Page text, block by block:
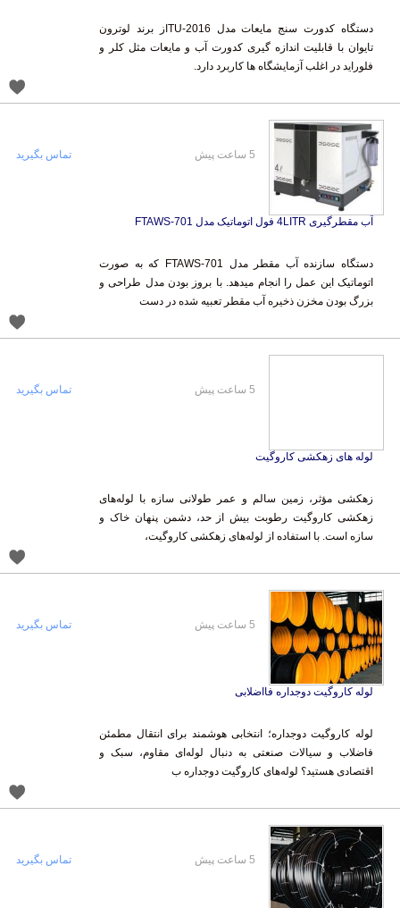
دستگاه کدورت سنج مایعات مدل TU-2016از برند لوترون
تایوان با قابلیت اندازه گیری کدورت آب و مایعات مثل کلر و
فلوراید در اغلب آزمایشگاه ها کاربرد دارد.
آب مقطرگیری 4LITR فول اتوماتیک مدل FTAWS-701
دستگاه سازنده آب مقطر مدل FTAWS-701 که به صورت
اتوماتیک این عمل را انجام میدهد. با بروز بودن مدل طراحی و
بزرگ بودن مخزن ذخیره آب مقطر تعبیه شده در دست
5 ساعت پیش تماس بگیرید
لوله های زهکشی کاروگیت
زهکشی مؤثر، زمین سالم و عمر طولانی سازه با لوله‌های
زهکشی کاروگیت رطوبت بیش از حد، دشمن پنهان خاک و
سازه است. با استفاده از لوله‌های زهکشی کاروگیت،
5 ساعت پیش تماس بگیرید
لوله کاروگیت دوجداره فااضلابی
لوله کاروگیت دوجداره؛ انتخابی هوشمند برای انتقال مطمئن
فاضلاب و سیالات صنعتی به دنبال لوله‌ای مقاوم، سبک و
اقتصادی هستید؟ لوله‌های کاروگیت دوجداره ب
5 ساعت پیش تماس بگیرید
5 ساعت پیش تماس بگیرید